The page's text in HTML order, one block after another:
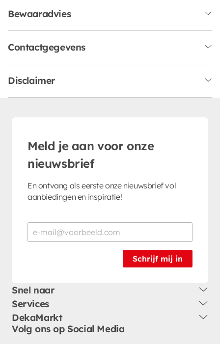
Bewaaradvies
Contactgegevens
Disclaimer
Meld je aan voor onze
nieuwsbrief
En ontvang als eerste onze nieuwsbrief vol
aanbiedingen en inspiratie!
Schrijf mij in
Snel naar
Services
DekaMarkt
Volg ons op Social Media